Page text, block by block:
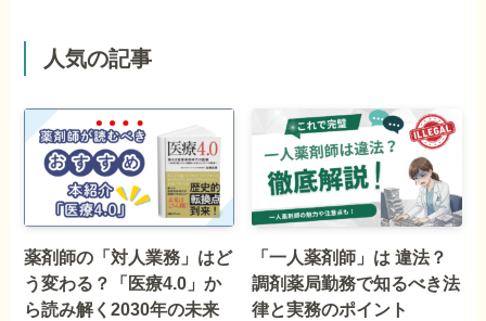
人気の記事
薬剤師の「対人業務」はど
う変わる？「医療4.0」か
ら読み解く2030年の未来
「一人薬剤師」は 違法？
調剤薬局勤務で知るべき法
律と実務のポイント